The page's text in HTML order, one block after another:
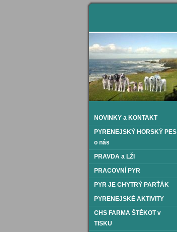
NOVINKY a KONTAKT
PYRENEJSKÝ HORSKÝ PES
o nás
PRAVDA a LŽI
PRACOVNÍ PYR
PYR JE CHYTRÝ PARŤÁK
PYRENEJSKÉ AKTIVITY
CHS FARMA ŠTĚKOT v
TISKU